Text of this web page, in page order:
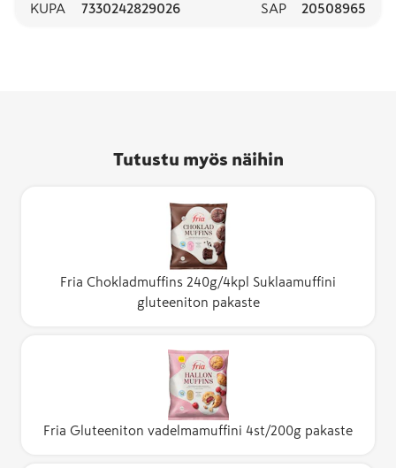
KUPA 7330242829026 SAP 20508965
Tutustu myös näihin
Fria Chokladmuffins 240g/4kpl Suklaamuffini
gluteeniton pakaste
Fria Gluteeniton vadelmamuffini 4st/200g pakaste